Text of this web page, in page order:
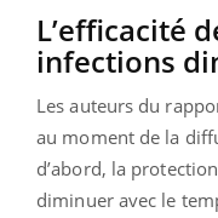
L’efficacité
infections
Les auteurs du
au moment de la
d’abord, la
diminuer avec le